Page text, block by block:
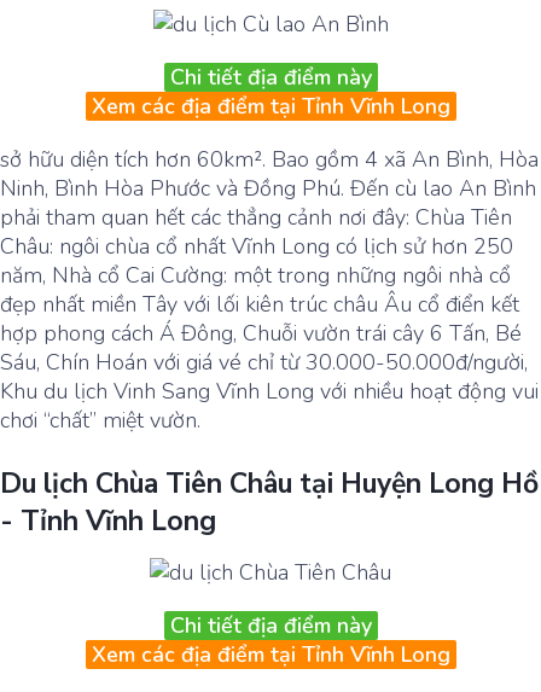
Chi tiết địa điểm này
Xem các địa điểm tại Tỉnh Vĩnh Long
sở hữu diện tích hơn 60km². Bao gồm 4 xã An Bình, Hòa
Ninh, Bình Hòa Phước và Đồng Phú. Đến cù lao An Bình
phải tham quan hết các thẳng cảnh nơi đây: Chùa Tiên
Châu: ngôi chùa cổ nhất Vĩnh Long có lịch sử hơn 250
năm, Nhà cổ Cai Cường: một trong những ngôi nhà cổ
đẹp nhất miền Tây với lối kiên trúc châu Âu cổ điển kết
hợp phong cách Á Đông, Chuỗi vườn trái cây 6 Tấn, Bé
Sáu, Chín Hoán với giá vé chỉ từ 30.000-50.000đ/người,
Khu du lịch Vinh Sang Vĩnh Long với nhiều hoạt động vui
chơi “chất” miệt vườn.
Du lịch Chùa Tiên Châu tại Huyện Long Hồ
- Tỉnh Vĩnh Long
Chi tiết địa điểm này
Xem các địa điểm tại Tỉnh Vĩnh Long